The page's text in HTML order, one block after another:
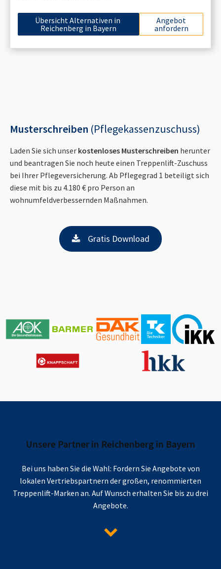
Übersicht Alternativen in
Reichenberg in Bayern
Angebot
anfordern
Musterschreiben (Pflegekassenzuschuss)
Laden Sie sich unser kostenloses Musterschreiben herunter
und beantragen Sie noch heute einen Treppenlift-Zuschuss
bei Ihrer Pflegeversicherung. Ab Pflegegrad 1 beteiligt sich
diese mit bis zu 4.180 € pro Person an
wohnumfeldverbessernden Maßnahmen.
Gratis Download
Unsere Partner in Reichenberg in Bayern
Bei uns haben Sie die Wahl: Fordern Sie Angebote von
lokalen Vertriebspartnern der großen, renommierten
Treppenlift-Marken an. Auf Wunsch erhalten Sie bis zu drei
Angebote.